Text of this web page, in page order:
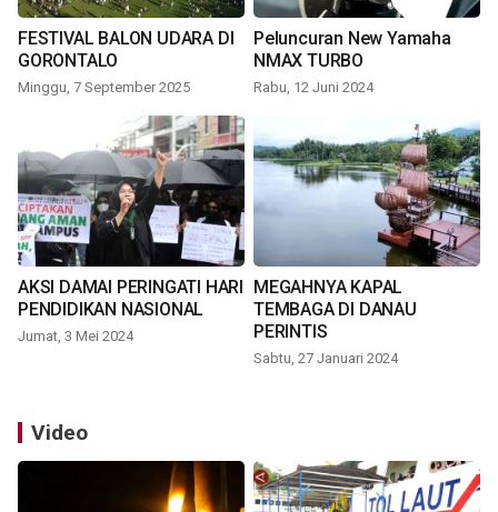
FESTIVAL BALON UDARA DI
GORONTALO
Minggu, 7 September 2025
Peluncuran New Yamaha
NMAX TURBO
Rabu, 12 Juni 2024
AKSI DAMAI PERINGATI HARI
PENDIDIKAN NASIONAL
Jumat, 3 Mei 2024
MEGAHNYA KAPAL
TEMBAGA DI DANAU
PERINTIS
Sabtu, 27 Januari 2024
Video